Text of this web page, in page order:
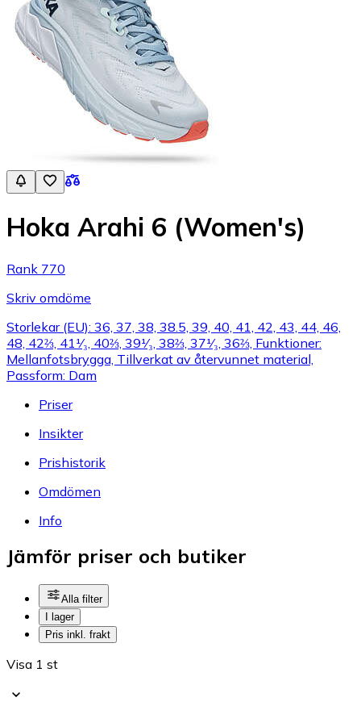
Hoka Arahi 6 (Women's)
Rank 770
Skriv omdöme
Storlekar (EU): 36, 37, 38, 38.5, 39, 40, 41, 42, 43, 44, 46,
48, 42⅔, 41¹⁄₃, 40⅔, 39¹⁄₃, 38⅔, 37¹⁄₃, 36⅔, Funktioner:
Mellanfotsbrygga, Tillverkat av återvunnet material,
Passform: Dam
Priser
Insikter
Prishistorik
Omdömen
Info
Jämför priser och butiker
Alla filter
I lager
Pris inkl. frakt
Visa 1 st